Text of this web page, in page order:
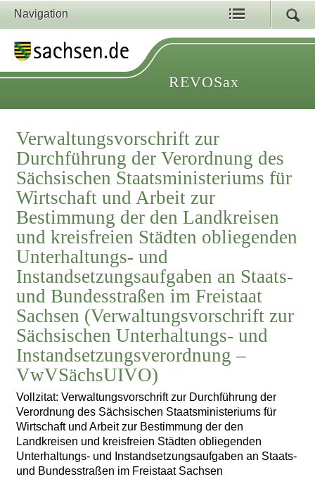
Navigation
REVOSax
Verwaltungsvorschrift zur
Durchführung der Verordnung des
Sächsischen Staatsministeriums für
Wirtschaft und Arbeit zur
Bestimmung der den Landkreisen
und kreisfreien Städten obliegenden
Unterhaltungs- und
Instandsetzungsaufgaben an Staats-
und Bundesstraßen im Freistaat
Sachsen (Verwaltungsvorschrift zur
Sächsischen Unterhaltungs- und
Instandsetzungsverordnung –
VwVSächsUIVO)
Vollzitat: Verwaltungsvorschrift zur Durchführung der
Verordnung des Sächsischen Staatsministeriums für
Wirtschaft und Arbeit zur Bestimmung der den
Landkreisen und kreisfreien Städten obliegenden
Unterhaltungs- und Instandsetzungsaufgaben an Staats-
und Bundesstraßen im Freistaat Sachsen